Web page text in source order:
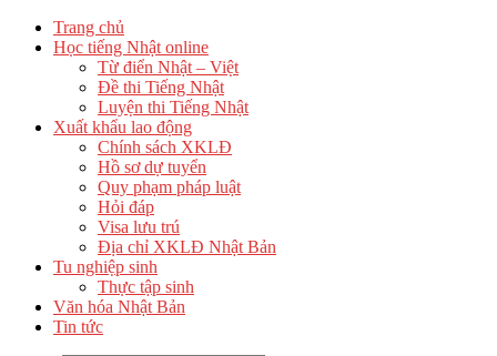
Trang chủ
Học tiếng Nhật online
Từ điển Nhật – Việt
Đề thi Tiếng Nhật
Luyện thi Tiếng Nhật
Xuất khẩu lao động
Chính sách XKLĐ
Hồ sơ dự tuyển
Quy phạm pháp luật
Hỏi đáp
Visa lưu trú
Địa chỉ XKLĐ Nhật Bản
Tu nghiệp sinh
Thực tập sinh
Văn hóa Nhật Bản
Tin tức